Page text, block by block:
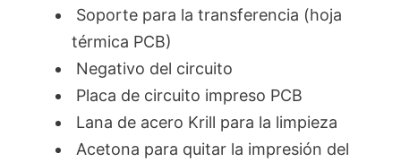
Soporte para la transferencia (hoja
térmica PCB)
Negativo del circuito
Placa de circuito impreso PCB
Lana de acero Krill para la limpieza
Acetona para quitar la impresión del